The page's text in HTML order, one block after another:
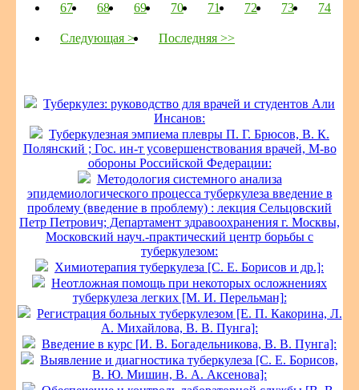
67 68 69 70 71 72 73 74
Следующая > Последняя >>
Туберкулез: руководство для врачей и студентов Али
Инсанов:
Туберкулезная эмпиема плевры П. Г. Брюсов, В. К.
Полянский ; Гос. ин-т усовершенствования врачей, М-во
обороны Российской Федерации:
Методология системного анализа
эпидемиологического процесса туберкулеза введение в
проблему (введение в проблему) : лекция Сельцовский
Петр Петрович; Департамент здравоохранения г. Москвы,
Московский науч.-практический центр борьбы с
туберкулезом:
Химиотерапия туберкулеза [С. Е. Борисов и др.]:
Неотложная помощь при некоторых осложнениях
туберкулеза легких [М. И. Перельман]:
Регистрация больных туберкулезом [Е. П. Какорина, Л.
А. Михайлова, В. В. Пунга]:
Введение в курс [И. В. Богадельникова, В. В. Пунга]:
Выявление и диагностика туберкулеза [С. Е. Борисов,
В. Ю. Мишин, В. А. Аксенова]: